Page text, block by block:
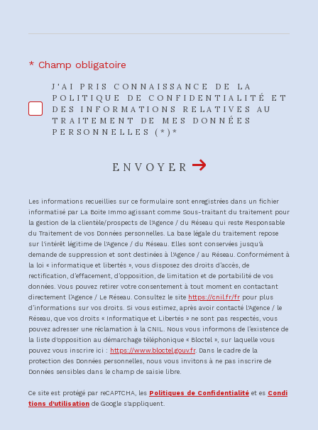
J'AI PRIS CONNAISSANCE DE LA
POLITIQUE DE CONFIDENTIALITÉ ET
DES INFORMATIONS RELATIVES AU
TRAITEMENT DE MES DONNÉES
PERSONNELLES (*)*
* Champ obligatoire
ENVOYER
Les informations recueillies sur ce formulaire sont enregistrées dans un fichier
informatisé par La Boite Immo agissant comme Sous-traitant du traitement pour
la gestion de la clientèle/prospects de l'Agence / du Réseau qui reste Responsable
du Traitement de vos Données personnelles. La base légale du traitement repose
sur l'intérêt légitime de l'Agence / du Réseau. Elles sont conservées jusqu'à
demande de suppression et sont destinées à l'Agence / au Réseau. Conformément à
la loi « informatique et libertés », vous disposez des droits d’accès, de
rectification, d’effacement, d’opposition, de limitation et de portabilité de vos
données. Vous pouvez retirer votre consentement à tout moment en contactant
directement l’Agence / Le Réseau. Consultez le site https://cnil.fr/fr pour plus
d’informations sur vos droits. Si vous estimez, après avoir contacté l'Agence / le
Réseau, que vos droits « Informatique et Libertés » ne sont pas respectés, vous
pouvez adresser une réclamation à la CNIL. Nous vous informons de l’existence de
la liste d'opposition au démarchage téléphonique « Bloctel », sur laquelle vous
pouvez vous inscrire ici : https://www.bloctel.gouv.fr. Dans le cadre de la
protection des Données personnelles, nous vous invitons à ne pas inscrire de
Données sensibles dans le champ de saisie libre.
Ce site est protégé par reCAPTCHA, les Politiques de Confidentialité et es Condi
tions d'utilisation de Google s'appliquent.